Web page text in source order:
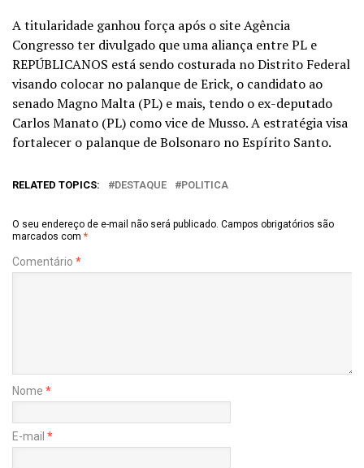
A titularidade ganhou força após o site Agência
Congresso ter divulgado que uma aliança entre PL e
REPÚBLICANOS está sendo costurada no Distrito Federal
visando colocar no palanque de Erick, o candidato ao
senado Magno Malta (PL) e mais, tendo o ex-deputado
Carlos Manato (PL) como vice de Musso. A estratégia visa
fortalecer o palanque de Bolsonaro no Espírito Santo.
RELATED TOPICS: DESTAQUE POLITICA
O seu endereço de e-mail não será publicado. Campos obrigatórios são
marcados com *
Comentário *
Nome *
E-mail *